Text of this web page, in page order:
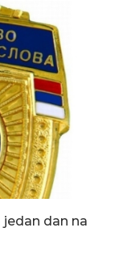
dan na